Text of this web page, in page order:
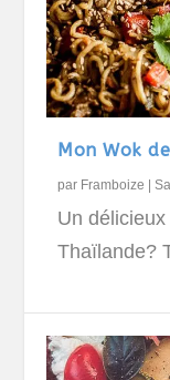
Mon Wok
par Framboize |
Un
Thaïlande?